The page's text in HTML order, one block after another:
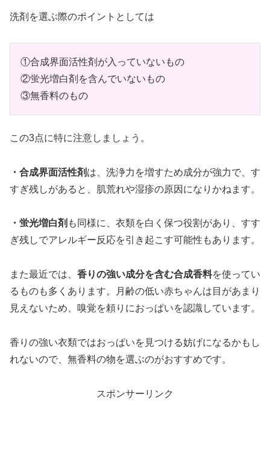
洗剤を選ぶ際のポイントとしては
①合成界面活性剤が入っていないもの
②蛍光増白剤を含んでいないもの
③無香料のもの
この3点に特に注意しましょう。
・合成界面活性剤 は、洗浄力を増すため成分が強力で、す
すぎ残しがあると、肌荒れや湿疹の原因になりかねます。
・蛍光増白剤 も同様に、衣類を白く保つ役割があり、すす
ぎ残しでアレルギー反応を引き起こす可能性もあります。
また最近では、 香りの強い成分を含む合成香料を使ってい
るものも多くあります。月齢の低い赤ちゃんは目があまり
見えないため、嗅覚を頼りにおっぱいを認識しています。
香りの強い衣類ではおっぱいを見つける妨げになるかもし
れないので、無香料の物を選ぶのがおすすめです。
スポンサーリンク